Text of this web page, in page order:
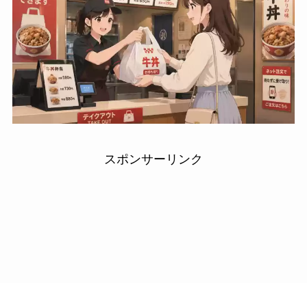
スポンサーリンク